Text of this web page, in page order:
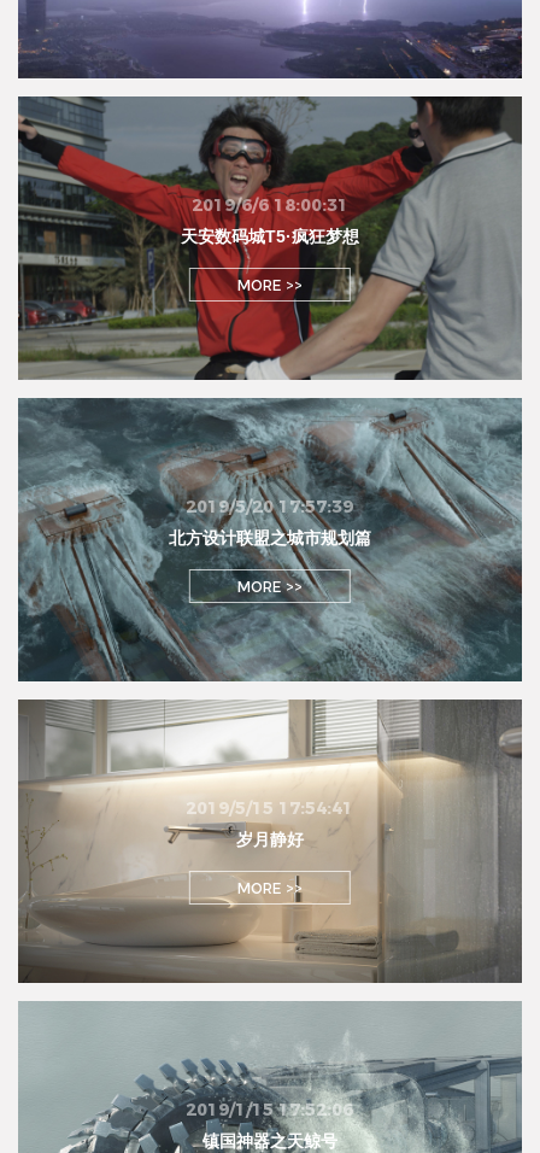
2019/6/6 18:00:31
天安数码城T5·疯狂梦想
MORE >>
2019/5/20 17:57:39
北方设计联盟之城市规划篇
MORE >>
2019/5/15 17:54:41
岁月静好
MORE >>
2019/1/15 17:52:06
镇国神器之天鲸号